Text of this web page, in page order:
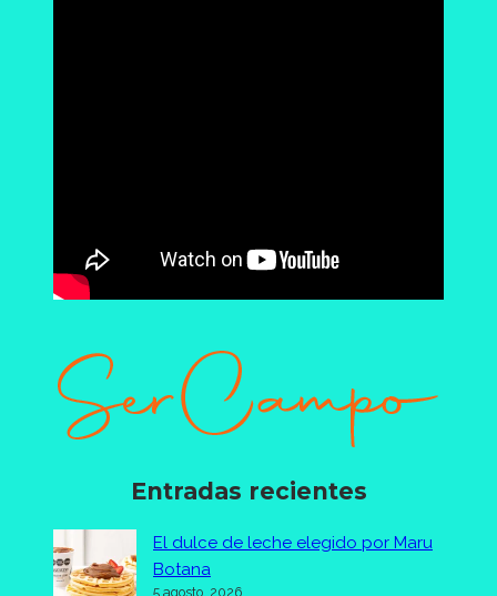
Entradas recientes
El dulce de leche elegido por Maru
Botana
5 agosto, 2026